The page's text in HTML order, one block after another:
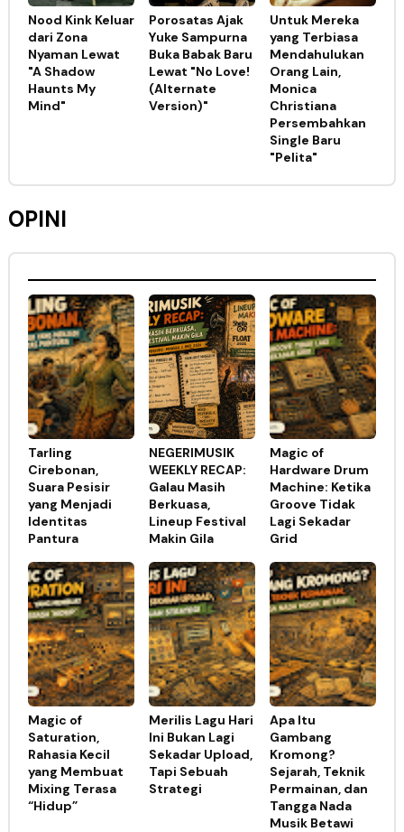
Nood Kink Keluar
dari Zona
Nyaman Lewat
"A Shadow
Haunts My
Mind"
Porosatas Ajak
Yuke Sampurna
Buka Babak Baru
Lewat "No Love!
(Alternate
Version)"
Untuk Mereka
yang Terbiasa
Mendahulukan
Orang Lain,
Monica
Christiana
Persembahkan
Single Baru
"Pelita"
OPINI
Tarling
Cirebonan,
Suara Pesisir
yang Menjadi
Identitas
Pantura
NEGERIMUSIK
WEEKLY RECAP:
Galau Masih
Berkuasa,
Lineup Festival
Makin Gila
Magic of
Hardware Drum
Machine: Ketika
Groove Tidak
Lagi Sekadar
Grid
Magic of
Saturation,
Rahasia Kecil
yang Membuat
Mixing Terasa
“Hidup”
Merilis Lagu Hari
Ini Bukan Lagi
Sekadar Upload,
Tapi Sebuah
Strategi
Apa Itu
Gambang
Kromong?
Sejarah, Teknik
Permainan, dan
Tangga Nada
Musik Betawi